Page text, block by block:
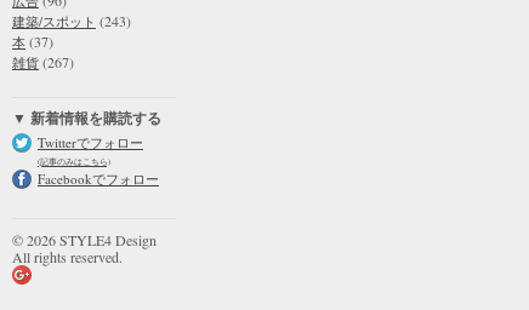
建築/スポット (243)
本 (37)
雑貨 (267)
▼ 新着情報を購読する
Twitterでフォロー
(記事のみはこちら)
Facebookでフォロー
© 2026 STYLE4 Design
All rights reserved.